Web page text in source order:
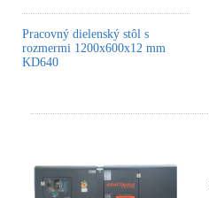
Pracovný dielenský stôl s
rozmermi 1200x600x12 mm
KD640